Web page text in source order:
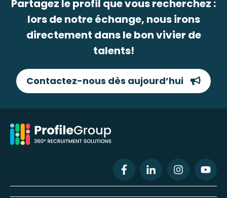
Partagez le profil que vous recherchez :
lors de notre échange, nous irons
directement dans le bon vivier de
talents!
Contactez-nous dès aujourd’hui